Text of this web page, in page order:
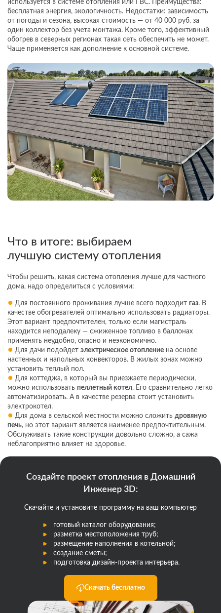
используется в системе отопления или ГВС. Преимущества:
бесплатная энергия, экологичность. Недостатки: зависимость
от погоды и сезона, высокая стоимость — от 40 000 руб. за
один коллектор без учета монтажа. Кроме того, эффективный
обогрев в северных регионах такая сеть обеспечить не может.
Чаще применяется как дополнение к основной системе.
Что в итоге: выбираем
лучшую систему отопления
Чтобы решить, какая система отопления лучше для частного
дома, надо определиться с условиями:
Для постоянного проживания лучше всего подходит газ. В
качестве обогревателей оптимально использовать радиаторы.
Этот вариант предпочтителен, только если магистраль
находится неподалеку — сжиженное топливо в баллонах
применять неудобно, опасно и неэкономично.
Для дачи подойдет электрическое отопление на основе
настенных и напольных конвекторов. В жилых зонах можно
установить теплый пол.
Для коттеджа, в который вы приезжаете периодически,
можно использовать пеллетный котел. Его сравнительно легко
автоматизировать. А в качестве резерва стоит установить
электрокотел.
Для дома в сельской местности можно сложить дровяную
печь, но этот вариант является наименее предпочтительным.
Обслуживать такие конструкции довольно сложно, а сажа
неблагоприятно влияет на здоровье.
Создайте проект отопления в Домашний
Инженер 3D:
Скачайте и установите программу на ваш компьютер
готовый каталог оборудования;
разметка местоположения труб;
размещение наполнения в котельной;
создание сметы;
подготовка дизайн-проекта интерьера.
Скачать бесплатно